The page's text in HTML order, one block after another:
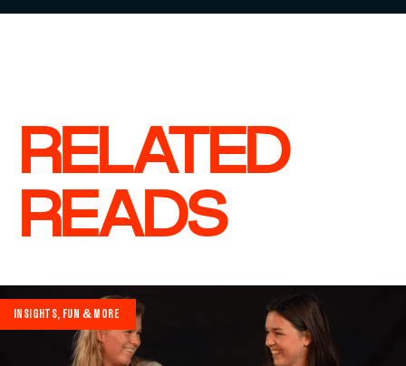
RELATED
READS
INSIGHTS, FUN & MORE